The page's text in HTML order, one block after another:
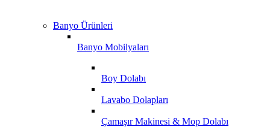
Banyo Ürünleri
Banyo Mobilyaları
Boy Dolabı
Lavabo Dolapları
Çamaşır Makinesi & Mop Dolabı